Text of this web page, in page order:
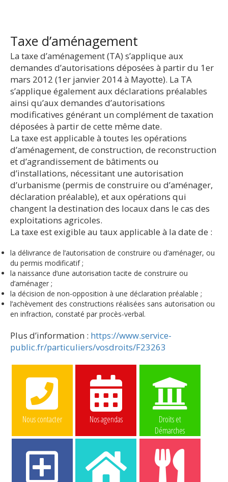
Taxe d’aménagement
La taxe d’aménagement (TA) s’applique aux
demandes d’autorisations déposées à partir du 1er
mars 2012 (1er janvier 2014 à Mayotte). La TA
s’applique également aux déclarations préalables
ainsi qu’aux demandes d’autorisations
modificatives générant un complément de taxation
déposées à partir de cette même date.
La taxe est applicable à toutes les opérations
d’aménagement, de construction, de reconstruction
et d’agrandissement de bâtiments ou
d’installations, nécessitant une autorisation
d’urbanisme (permis de construire ou d’aménager,
déclaration préalable), et aux opérations qui
changent la destination des locaux dans le cas des
exploitations agricoles.
La taxe est exigible au taux applicable à la date de :
la délivrance de l’autorisation de construire ou d’aménager, ou
du permis modificatif ;
la naissance d’une autorisation tacite de construire ou
d’aménager ;
la décision de non-opposition à une déclaration préalable ;
l’achèvement des constructions réalisées sans autorisation ou
en infraction, constaté par procès-verbal.
Plus d’information : https://www.service-
public.fr/particuliers/vosdroits/F23263
Nous contacter Nos agendas
Droits et
Démarches